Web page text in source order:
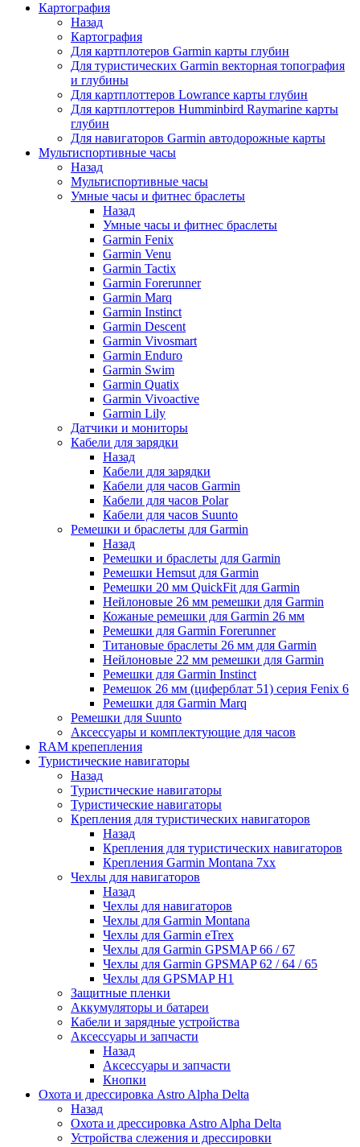
Картография
Назад
Картография
Для картплотеров Garmin карты глубин
Для туристических Garmin векторная топография
и глубины
Для картплоттеров Lowrance карты глубин
Для картплоттеров Humminbird Raymarine карты
глубин
Для навигаторов Garmin автодорожные карты
Мультиспортивные часы
Назад
Мультиспортивные часы
Умные часы и фитнес браслеты
Назад
Умные часы и фитнес браслеты
Garmin Fenix
Garmin Venu
Garmin Tactix
Garmin Forerunner
Garmin Marq
Garmin Instinct
Garmin Descent
Garmin Vivosmart
Garmin Enduro
Garmin Swim
Garmin Quatix
Garmin Vivoactive
Garmin Lily
Датчики и мониторы
Кабели для зарядки
Назад
Кабели для зарядки
Кабели для часов Garmin
Кабели для часов Polar
Кабели для часов Suunto
Ремешки и браслеты для Garmin
Назад
Ремешки и браслеты для Garmin
Ремешки Hemsut для Garmin
Ремешки 20 мм QuickFit для Garmin
Нейлоновые 26 мм ремешки для Garmin
Кожаные ремешки для Garmin 26 мм
Ремешки для Garmin Forerunner
Титановые браслеты 26 мм для Garmin
Нейлоновые 22 мм ремешки для Garmin
Ремешки для Garmin Instinct
Ремешок 26 мм (циферблат 51) серия Fenix 6
Ремешки для Garmin Marq
Ремешки для Suunto
Аксессуары и комплектующие для часов
RAM крепепления
Туристические навигаторы
Назад
Туристические навигаторы
Туристические навигаторы
Крепления для туристических навигаторов
Назад
Крепления для туристических навигаторов
Крепления Garmin Montana 7xx
Чехлы для навигаторов
Назад
Чехлы для навигаторов
Чехлы для Garmin Montana
Чехлы для Garmin eTrex
Чехлы для Garmin GPSMAP 66 / 67
Чехлы для Garmin GPSMAP 62 / 64 / 65
Чехлы для GPSMAP H1
Защитные пленки
Аккумуляторы и батареи
Кабели и зарядные устройства
Аксессуары и запчасти
Назад
Аксессуары и запчасти
Кнопки
Охота и дрессировка Astro Alpha Delta
Назад
Охота и дрессировка Astro Alpha Delta
Устройства слежения и дрессировки